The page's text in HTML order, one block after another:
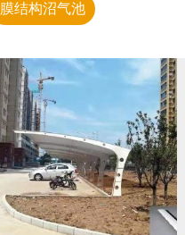
膜结构沼气池